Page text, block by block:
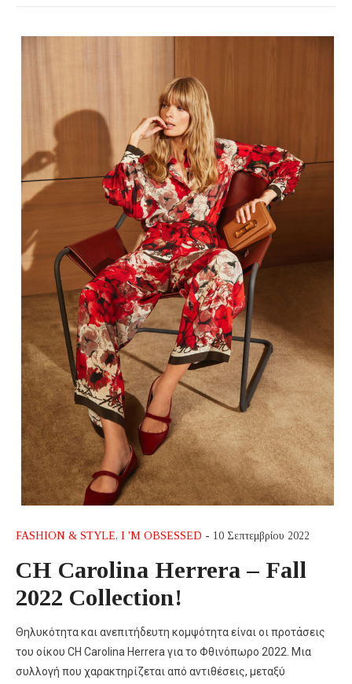
FASHION & STYLE, I 'M OBSESSED - 10 Σεπτεμβρίου 2022
CH Carolina Herrera – Fall
2022 Collection!
Θηλυκότητα και ανεπιτήδευτη κομψότητα είναι οι προτάσεις
του οίκου CH Carolina Herrera για το Φθινόπωρο 2022. Μια
συλλογή που χαρακτηρίζεται από αντιθέσεις, μεταξύ